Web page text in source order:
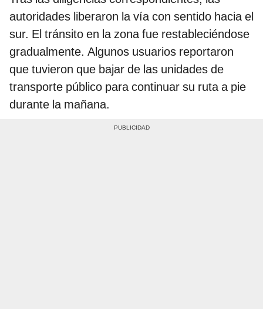
autoridades liberaron la vía con sentido hacia el
sur. El tránsito en la zona fue restableciéndose
gradualmente. Algunos usuarios reportaron
que tuvieron que bajar de las unidades de
transporte público para continuar su ruta a pie
durante la mañana.